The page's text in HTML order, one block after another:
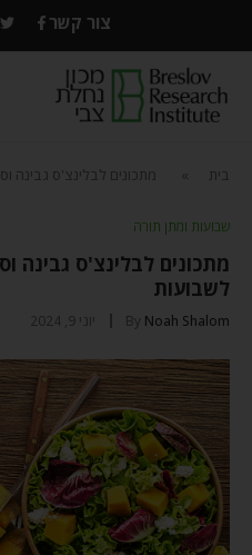
צור קשר
בית מתכונים לבלינצ'ס גבינה
שבועות ומתן תורה
מתכונים לבלינצ'ס גבינה
לשבועות
By Noah Shalom יוני 9, 2024